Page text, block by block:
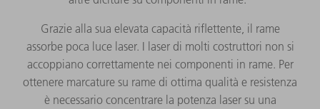
Grazie alla sua elevata capacità riflettente, il rame
assorbe poca luce laser. I laser di molti costruttori non si
accoppiano correttamente nei componenti in rame. Per
ottenere marcature su rame di ottima qualità e resistenza
è necessario concentrare la potenza laser su una